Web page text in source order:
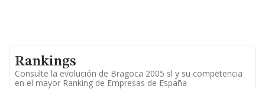
Rankings
Consulte la evolución de Bragoca 2005 sl y su competencia
en el mayor Ranking de Empresas de España